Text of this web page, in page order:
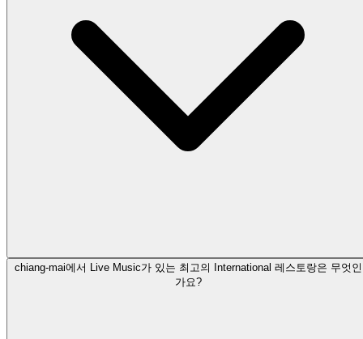
chiang-mai에서 Live Music가 있는 최고의 International 레스토랑은 무엇인
가요?